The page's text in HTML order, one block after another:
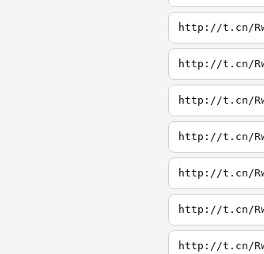
http://t.cn/
http://t.cn/
http://t.cn/
http://t.cn/
http://t.cn/
http://t.cn/
http://t.cn/